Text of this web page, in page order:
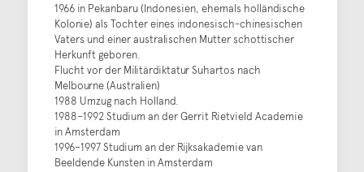
1966 in Pekanbaru (Indonesien, ehemals holländische
Kolonie) als Tochter eines indonesisch-chinesischen
Vaters und einer australischen Mutter schottischer
Herkunft geboren.
Flucht vor der Militärdiktatur Suhartos nach
Melbourne (Australien)
1988 Umzug nach Holland.
1988–1992 Studium an der Gerrit Rietvield Academie
in Amsterdam
1996–1997 Studium an der Rijksakademie van
Beeldende Kunsten in Amsterdam